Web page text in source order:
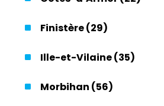
Finistère (29)
Ille-et-Vilaine (35)
Morbihan (56)